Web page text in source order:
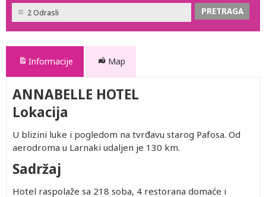
2 Odrasli
Informacije Map
ANNABELLE HOTEL
Lokacija
U blizini luke i pogledom na tvrđavu starog Pafosa. Od
aerodroma u Larnaki udaljen je 130 km.
Sadržaj
Hotel raspolaže sa 218 soba, 4 restorana domaće i